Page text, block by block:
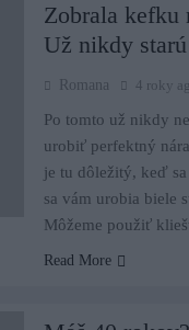
Zobrala kefku
Už nikdy
Romana 4 roky
Po tomto už nikdy
urobiť perfektný
je tu dôležitý, keď
sa vám urobia biele
Môžeme použiť
Read More